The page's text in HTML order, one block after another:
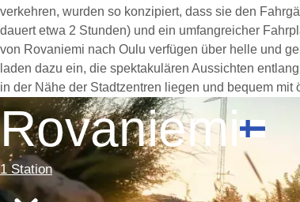
verkehren, wurden so konzipiert, dass sie den
dauert etwa 2 Stunden) und ein umfangreicher
von Rovaniemi nach Oulu verfügen über helle und
laden dazu ein, die spektakulären Aussichten
in der Nähe der Stadtzentren liegen und bequem
Rovaniemi
1 Station